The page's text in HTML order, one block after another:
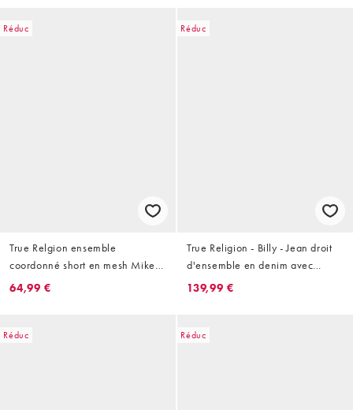
Réduc
True Relgion ensemble
coordonné short en mesh Mikey
à cristaux noir
64,99 €
Réduc
True Religion - Billy - Jean droit
d'ensemble en denim avec
poches rabatées - Bleu clair
139,99 €
Réduc Réduc